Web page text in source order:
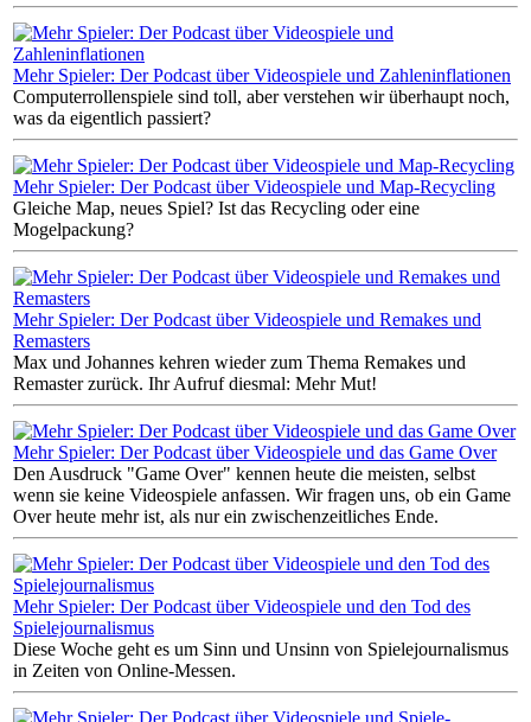
Mehr Spieler: Der Podcast über Videospiele und Zahleninflationen
Computerrollenspiele sind toll, aber verstehen wir überhaupt noch,
was da eigentlich passiert?
Mehr Spieler: Der Podcast über Videospiele und Map-Recycling
Gleiche Map, neues Spiel? Ist das Recycling oder eine
Mogelpackung?
Mehr Spieler: Der Podcast über Videospiele und Remakes und
Remasters
Max und Johannes kehren wieder zum Thema Remakes und
Remaster zurück. Ihr Aufruf diesmal: Mehr Mut!
Mehr Spieler: Der Podcast über Videospiele und das Game Over
Den Ausdruck "Game Over" kennen heute die meisten, selbst
wenn sie keine Videospiele anfassen. Wir fragen uns, ob ein Game
Over heute mehr ist, als nur ein zwischenzeitliches Ende.
Mehr Spieler: Der Podcast über Videospiele und den Tod des
Spielejournalismus
Diese Woche geht es um Sinn und Unsinn von Spielejournalismus
in Zeiten von Online-Messen.